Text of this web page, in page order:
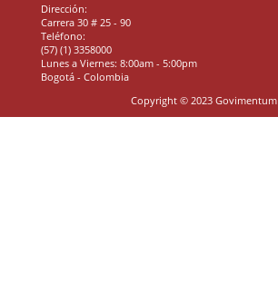
Dirección:
Carrera 30 # 25 - 90
Teléfono:
(57) (1) 3358000
Lunes a Viernes: 8:00am - 5:00pm
Bogotá - Colombia
Copyright © 2023 Govimentum